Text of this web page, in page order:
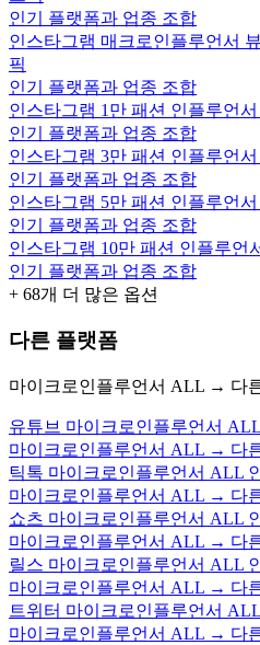
인기 플랫폼과 업종 조합
인스타그램 매크로인플루언서
픽
인기 플랫폼과 업종 조합
인스타그램 1만 패션 인플루언
인기 플랫폼과 업종 조합
인스타그램 3만 패션 인플루언
인기 플랫폼과 업종 조합
인스타그램 5만 패션 인플루언
인기 플랫폼과 업종 조합
인스타그램 10만 패션 인플루언
인기 플랫폼과 업종 조합
+ 68개 더 많은 옵션
다른 플랫폼
마이크로인플루언서 ALL → 다
유튜브 마이크로인플루언서
마이크로인플루언서 ALL → 다
틱톡 마이크로인플루언서 ALL
마이크로인플루언서 ALL → 다
쇼츠 마이크로인플루언서 ALL
마이크로인플루언서 ALL → 다
릴스 마이크로인플루언서 ALL
마이크로인플루언서 ALL → 다
트위터 마이크로인플루언서
마이크로인플루언서 ALL → 다